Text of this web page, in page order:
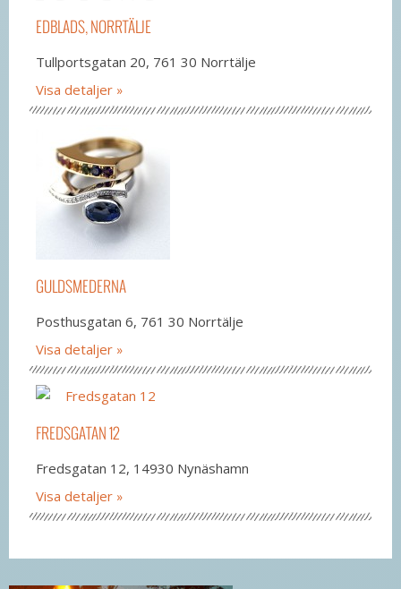
EDBLADS, NORRTÄLJE
Tullportsgatan 20, 761 30 Norrtälje
Visa detaljer
GULDSMEDERNA
Posthusgatan 6, 761 30 Norrtälje
Visa detaljer
FREDSGATAN 12
Fredsgatan 12, 14930 Nynäshamn
Visa detaljer